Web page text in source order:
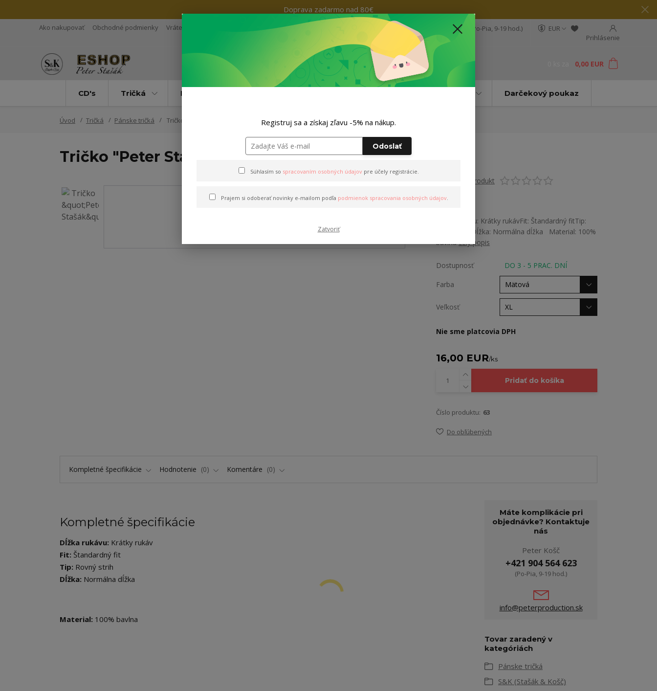
Doprava zadarmo nad 80€
Ako nakupovať Obchodné podmienky Vrátenie tovaru
EUR
Prihlásenie
Hľadať
+421 904 564 623 (Po-Pia, 9-19 hod.)
0,00 EUR
CD's Tričká Mikiny Darčekový poukaz
Úvod Tričká Pánske tričká Tričko "Peter Stašák"
Tričko "Peter Stašák"
Ohodnotiť produkt
Dĺžka rukávu: Krátky rukávFit: Štandardný fitTip:
Rovný strihDĺžka: Normálna dĺžka Material: 100%
bavlnacelý popis
Dostupnosť DO 3 - 5 PRAC. DNÍ
Farba
Veľkosť
Nie sme platcovia DPH
16,00 EUR/ks
Pridať do košíka
Číslo produktu: 63
Do obľúbených
Kompletné špecifikácie Hodnotenie 0 Komentáre 0
Kompletné špecifikácie
Dĺžka rukávu: Krátky rukáv
Fit: Štandardný fit
Tip: Rovný strih
Dĺžka: Normálna dĺžka
Material: 100% bavlna
Máte komplikácie pri
objednávke? Kontaktuje
nás
Peter Košč
+421 904 564 623
(Po-Pia, 9-19 hod.)
info@peterproduction.sk
Tovar zaradený v
kategóriách
Pánske tričká
S&K (Stašák & Košč)
Registruj sa a získaj zľavu -5% na nákup.
Odoslať
Súhlasím so spracovaním osobných údajovpre účely registrácie.
Prajem si odoberať novinky e-mailom podľa podmienok spracovania osobných údajov.
Zatvoriť